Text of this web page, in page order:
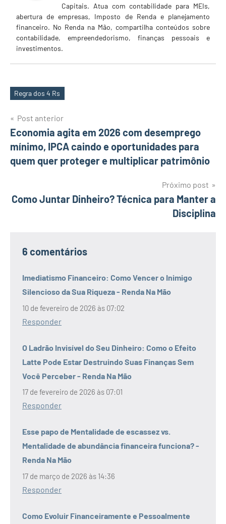
Capitais. Atua com contabilidade para MEIs,
abertura de empresas, Imposto de Renda e planejamento
financeiro. No Renda na Mão, compartilha conteúdos sobre
contabilidade, empreendedorismo, finanças pessoais e
investimentos.
Tags
Regra dos 4 Rs
Navegação
de
Post
Post anterior
Economia agita em 2026 com desemprego
mínimo, IPCA caindo e oportunidades para
quem quer proteger e multiplicar patrimônio
Próximo post
Como Juntar Dinheiro? Técnica para Manter a
Disciplina
6 comentários
Imediatismo Financeiro: Como Vencer o Inimigo
Silencioso da Sua Riqueza - Renda Na Mão
10 de fevereiro de 2026 às 07:02
Responder
O Ladrão Invisível do Seu Dinheiro: Como o Efeito
Latte Pode Estar Destruindo Suas Finanças Sem
Você Perceber - Renda Na Mão
17 de fevereiro de 2026 às 07:01
Responder
Esse papo de Mentalidade de escassez vs.
Mentalidade de abundância financeira funciona? -
Renda Na Mão
17 de março de 2026 às 14:36
Responder
Como Evoluir Financeiramente e Pessoalmente